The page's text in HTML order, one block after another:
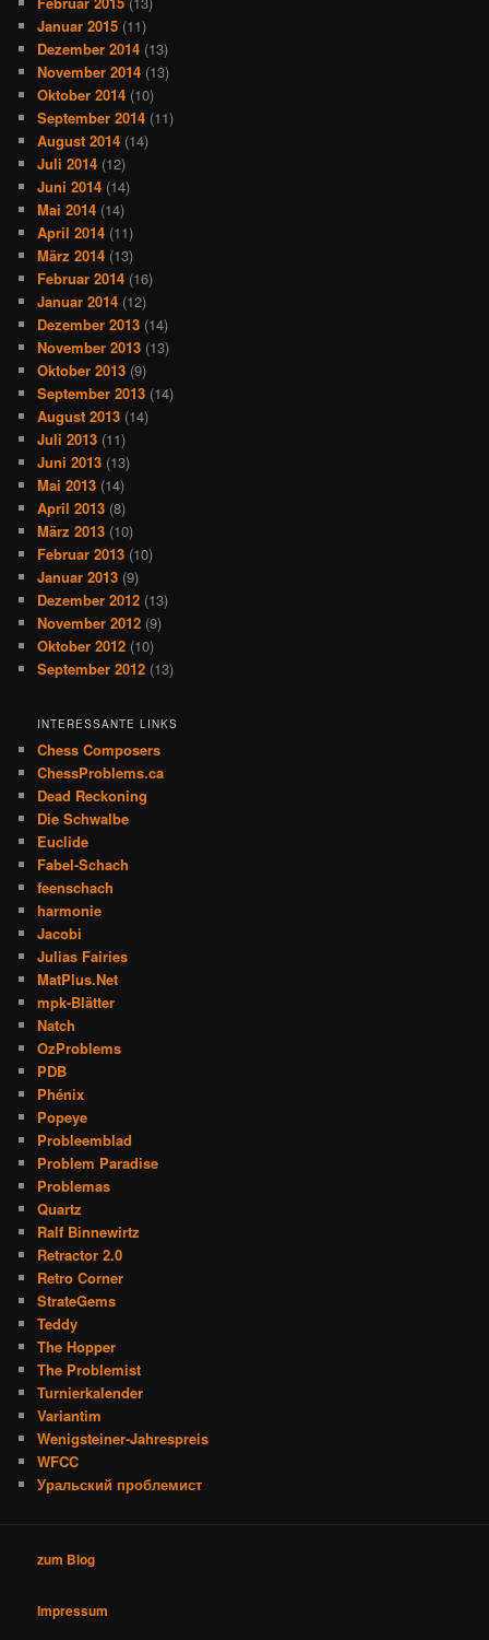
Januar 2015 (11)
Dezember 2014 (13)
November 2014 (13)
Oktober 2014 (10)
September 2014 (11)
August 2014 (14)
Juli 2014 (12)
Juni 2014 (14)
Mai 2014 (14)
April 2014 (11)
März 2014 (13)
Februar 2014 (16)
Januar 2014 (12)
Dezember 2013 (14)
November 2013 (13)
Oktober 2013 (9)
September 2013 (14)
August 2013 (14)
Juli 2013 (11)
Juni 2013 (13)
Mai 2013 (14)
April 2013 (8)
März 2013 (10)
Februar 2013 (10)
Januar 2013 (9)
Dezember 2012 (13)
November 2012 (9)
Oktober 2012 (10)
September 2012 (13)
INTERESSANTE LINKS
Chess Composers
ChessProblems.ca
Dead Reckoning
Die Schwalbe
Euclide
Fabel-Schach
feenschach
harmonie
Jacobi
Julias Fairies
MatPlus.Net
mpk-Blätter
Natch
OzProblems
PDB
Phénix
Popeye
Probleemblad
Problem Paradise
Problemas
Quartz
Ralf Binnewirtz
Retractor 2.0
Retro Corner
StrateGems
Teddy
The Hopper
The Problemist
Turnierkalender
Variantim
Wenigsteiner-Jahrespreis
WFCC
Уральский проблемист
zum Blog
Impressum